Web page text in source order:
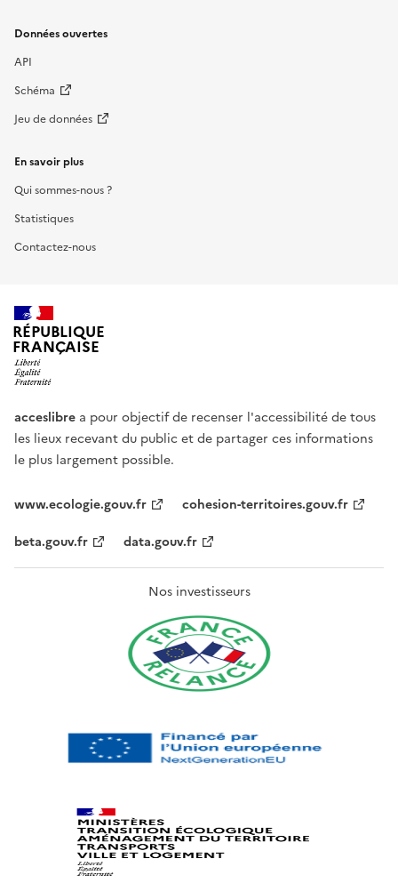
Données ouvertes
API
Schéma
Jeu de données
En savoir plus
Qui sommes-nous ?
Statistiques
Contactez-nous
RÉPUBLIQUE
FRANÇAISE
acceslibre a pour objectif de recenser l'accessibilité de tous
les lieux recevant du public et de partager ces informations
le plus largement possible.
www.ecologie.gouv.fr
cohesion-territoires.gouv.fr
beta.gouv.fr
data.gouv.fr
Nos investisseurs